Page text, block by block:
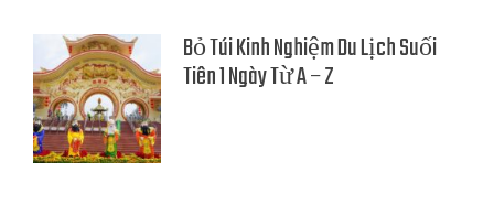
Bỏ Túi Kinh Nghiệm Du Lịch Suối
Tiên 1 Ngày Từ A – Z